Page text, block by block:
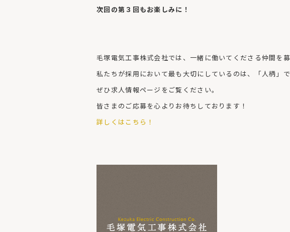
次回の第３回もお楽しみに！
毛塚電気工事株式会社では、一緒に働いてくださる仲間を
私たちが採用において最も大切にしているのは、「人柄」で
ぜひ求人情報ページをご覧ください。
皆さまのご応募を心よりお待ちしております！
詳しくはこちら！